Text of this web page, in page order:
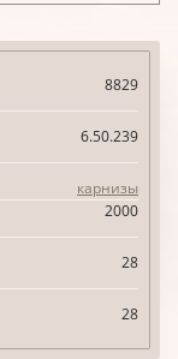
8829
6.50.239
карнизы
2000
28
28